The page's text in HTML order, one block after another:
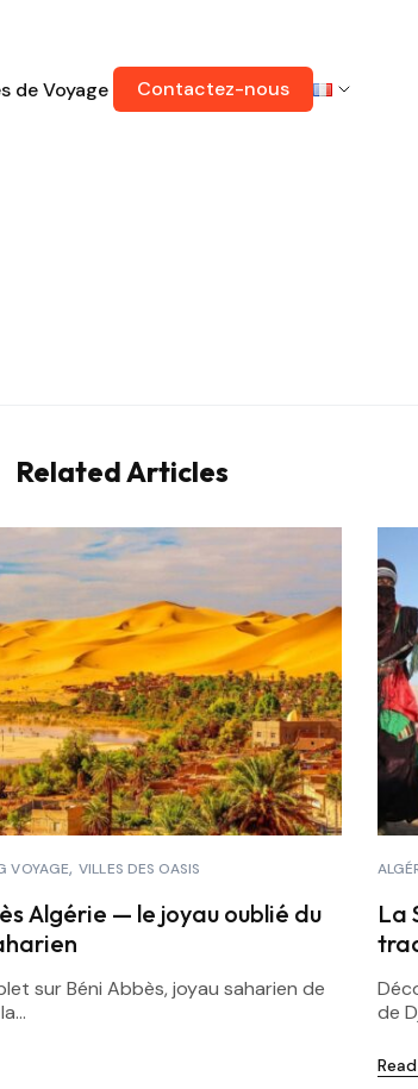
de Voyage Contactez-nous
Related Articles
VOYAGE VILLES DES OASIS
Algérie — le joyau oublié du
sur Béni Abbès, joyau saharien de
La
de